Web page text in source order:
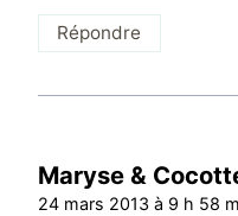
Répondre
Maryse &
24 mars 2013 à 9 h 58